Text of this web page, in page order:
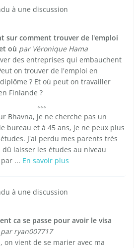
à une discussion
sur comment trouver de l'emploi
où par Véronique Hama
des entreprises qui embauchent
on trouver de l'emploi en
? Et où peut on travailler
Finlande ?
Bhavna, je ne cherche pas un
bureau et à 45 ans, je ne peux plus
J'ai perdu mes parents très
laisser les études au niveau
... En savoir plus
à une discussion
ca se passe pour avoir le visa
par ryan007717
on vient de se marier avec ma